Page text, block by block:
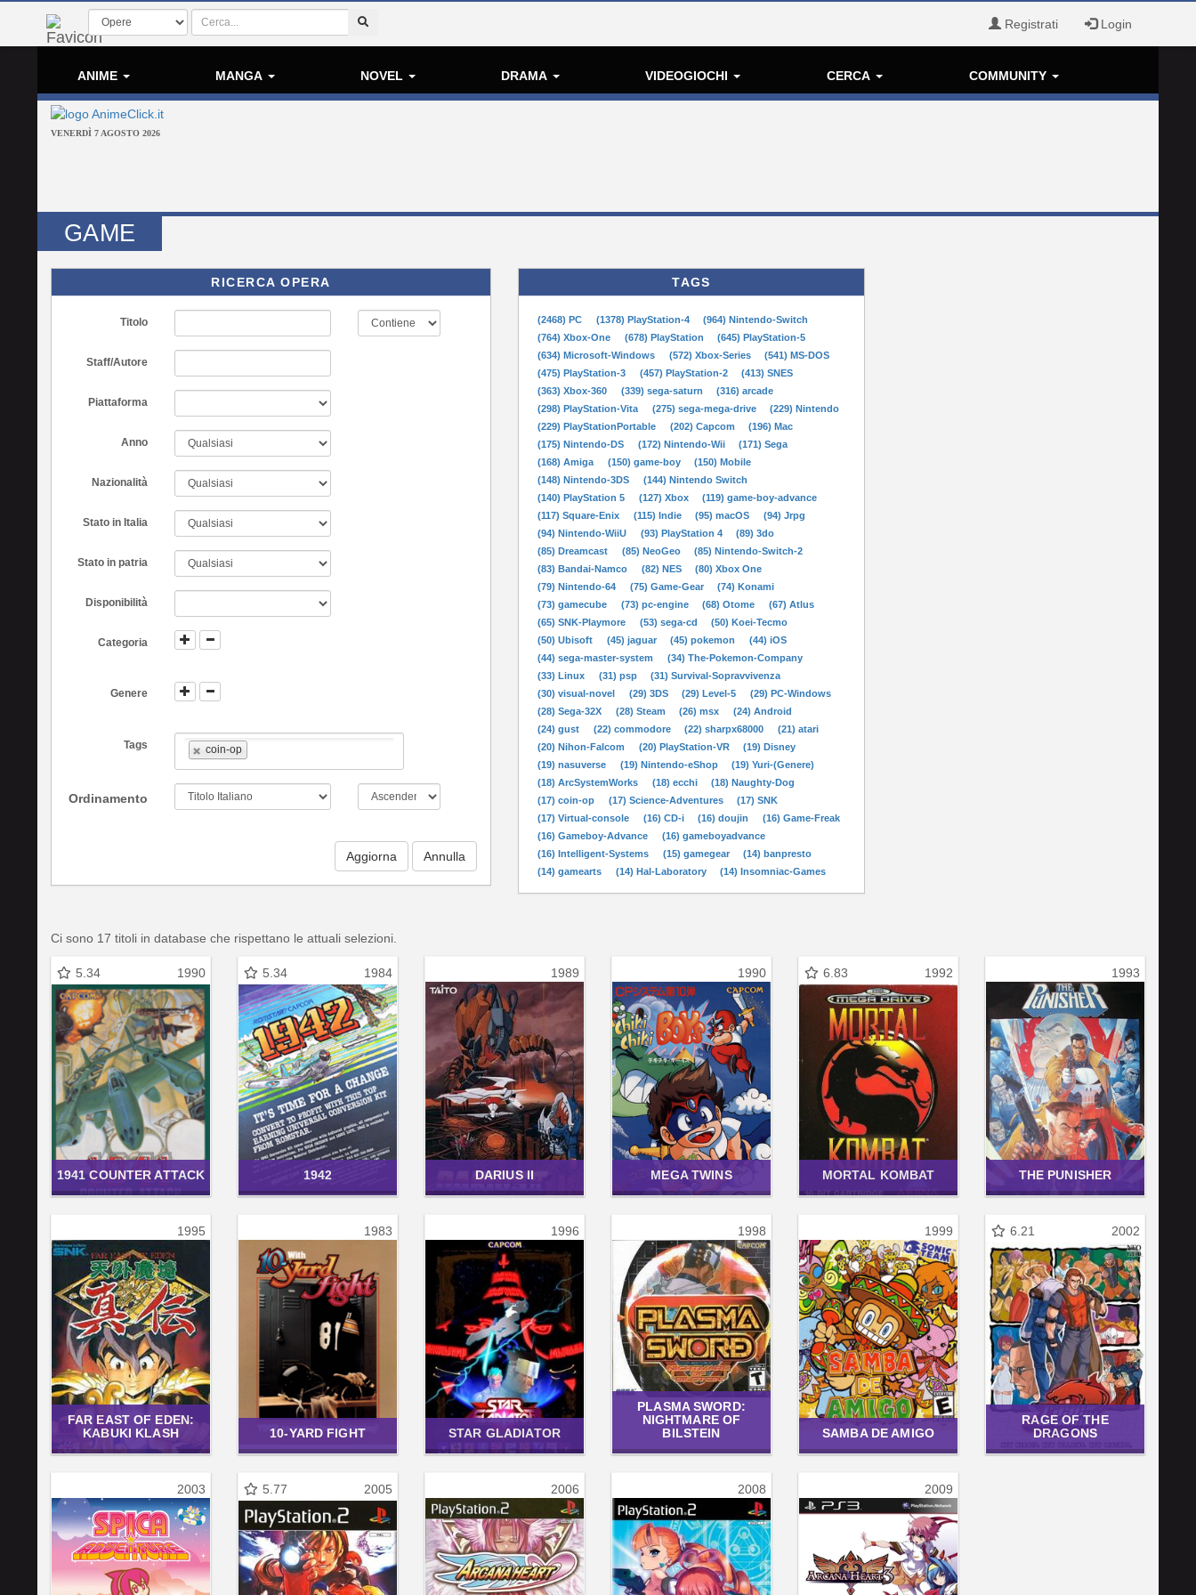
Registrati Login
ANIME MANGA NOVEL DRAMA VIDEOGIOCHI CERCA COMMUNITY
VENERDÌ 7 AGOSTO 2026
GAME
RICERCA OPERA
Titolo
Staff/Autore
Piattaforma
Anno
Nazionalità
Stato in Italia
Stato in patria
Disponibilità
Categoria
Genere
Tags coin-op
Ordinamento
Aggiorna
TAGS
(2468) PC (1378) PlayStation-4
(964) Nintendo-Switch
(764) Xbox-One
(678) PlayStation
(645) PlayStation-5
(634) Microsoft-Windows
(572) Xbox-Series
(541) MS-DOS
(475) PlayStation-3
(457) PlayStation-2
(413) SNES
(363) Xbox-360
(339) sega-saturn
(316) arcade
(298) PlayStation-Vita
(275) sega-mega-drive
(229) Nintendo
(229) PlayStationPortable
(202) Capcom
(196) Mac
(175) Nintendo-DS
(172) Nintendo-Wii
(171) Sega
(168) Amiga
(150) game-boy
(150) Mobile
(148) Nintendo-3DS
(144) Nintendo Switch
(140) PlayStation 5
(127) Xbox
(119) game-boy-advance
(117) Square-Enix
(115) Indie (95) macOS
(94) Jrpg
(94) Nintendo-WiiU
(93) PlayStation 4
(89) 3do
(85) Dreamcast
(85) NeoGeo
(85) Nintendo-Switch-2
(83) Bandai-Namco
(82) NES
(80) Xbox One
(79) Nintendo-64
(75) Game-Gear
(74) Konami
(73) gamecube
(73) pc-engine (68) Otome
(67) Atlus
(65) SNK-Playmore
(53) sega-cd
(50) Koei-Tecmo
(50) Ubisoft
(45) jaguar (45) pokemon
(44) iOS
(44) sega-master-system
(34) The-Pokemon-Company
(33) Linux
(31) psp
(31) Survival-Sopravvivenza
(30) visual-novel
(29) 3DS (29) Level-5
(29) PC-Windows
(28) Sega-32X
(28) Steam (26) msx
(24) Android
(24) gust
(22) commodore (22) sharpx68000
(21) atari
(20) Nihon-Falcom
(20) PlayStation-VR
(19) Disney
(19) nasuverse
(19) Nintendo-eShop
(19) Yuri-(Genere)
(18) ArcSystemWorks
(18) ecchi
(18) Naughty-Dog
(17) coin-op
(17) Science-Adventures
(17) SNK
(17) Virtual-console
(16) CD-i (16) doujin
(16) Game-Freak
(16) Gameboy-Advance
(16) gameboyadvance
(16) Intelligent-Systems
(15) gamegear
(14) banpresto
(14) gamearts
(14) Hal-Laboratory (14) Insomniac-Games
Ci sono 17 titoli in database che rispettano le attuali selezioni.
5.34 1990
1941 COUNTER ATTACK
5.34 1984
1942
1989
DARIUS II
1990
MEGA TWINS
6.83 1992
MORTAL KOMBAT
1993
THE PUNISHER
1995
FAR EAST OF EDEN:
KABUKI KLASH
1983
10-YARD FIGHT
1996
STAR GLADIATOR
1998
PLASMA SWORD:
NIGHTMARE OF
BILSTEIN
1999
SAMBA DE AMIGO
6.21 2002
RAGE OF THE
DRAGONS
2003 5.77 2005 2006 2008 2009